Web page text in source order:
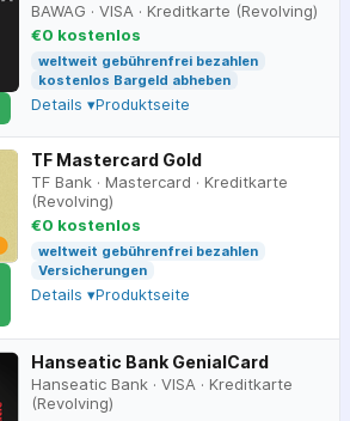
BAWAG · VISA · Kreditkarte (Revolving)
€0 kostenlos
weltweit gebührenfrei bezahlen
kostenlos Bargeld abheben
Details ▾Produktseite
TF Mastercard Gold
TF Bank · Mastercard · Kreditkarte
(Revolving)
€0 kostenlos
weltweit gebührenfrei bezahlen
Versicherungen
Details ▾Produktseite
Hanseatic Bank GenialCard
Hanseatic Bank · VISA · Kreditkarte
(Revolving)